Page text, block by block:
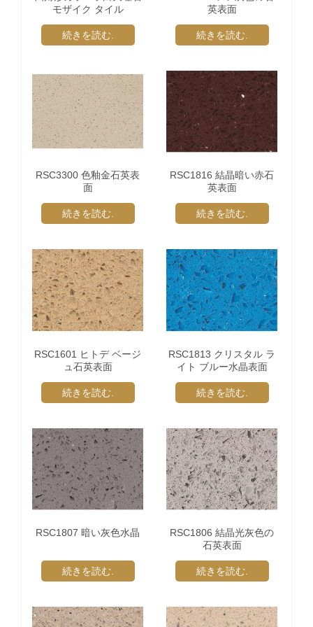
モザイク タイル
続きを読む.
英表面
続きを読む.
RSC3300 色釉金石英表
面
続きを読む.
RSC1816 結晶暗い赤石
英表面
続きを読む.
RSC1601 ヒトデ ベージ
ュ石英表面
続きを読む.
RSC1813 クリスタル ラ
イト ブルー水晶表面
続きを読む.
RSC1807 暗い灰色水晶
続きを読む.
RSC1806 結晶光灰色の
石英表面
続きを読む.